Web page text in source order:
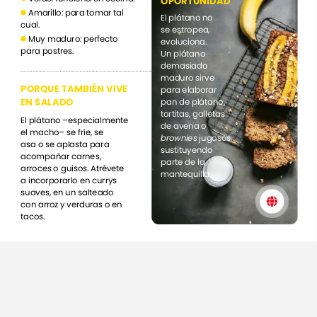
Amarillo:paratomar tal
cual.
Muymaduro:perfecto
para postres.
El plátano –especialmente
el macho– sefríe,se
asa oseaplasta para
acompañarcarnes,
arroceso guisos.Atrévete
a incorporarlo encurrys
suaves,enunsalteado
conarrozyverdurasoen
tacos.
PORQUETAMBIÉN VIVE
EN SALADO
El plátano no
seestropea,
evoluciona.
Un plátano
demasiado
madurosirve
para elaborar
pande plátano,
tortitas,galletas
deavenao
brownies jugosos,
sustituyendo
partedela
mantequilla.